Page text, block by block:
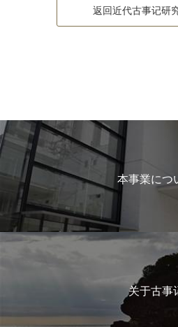
返回近代古事记研
本事業につ
关于古事